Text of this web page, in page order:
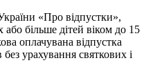
«Про відпустки»,
більше дітей віком до 15
оплачувана відпустка
урахування святкових і